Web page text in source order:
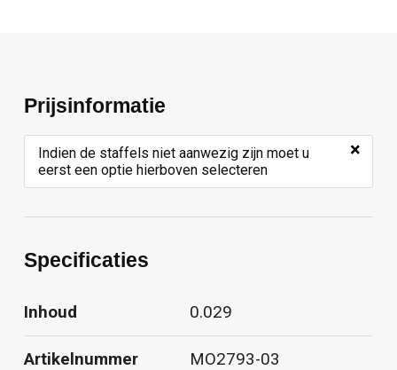
Prijsinformatie
Indien de staffels niet aanwezig zijn moet u
eerst een optie hierboven selecteren
×
Specificaties
Inhoud 0.029
Artikelnummer MO2793-03